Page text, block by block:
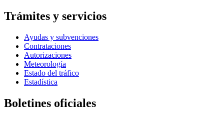
Trámites y servicios
Ayudas y subvenciones
Contrataciones
Autorizaciones
Meteorología
Estado del tráfico
Estadística
Boletines oficiales